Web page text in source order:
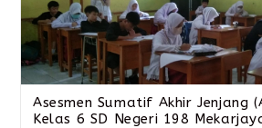
Asesmen Sumatif Akhir Jenjang
Kelas 6 SD Negeri 198